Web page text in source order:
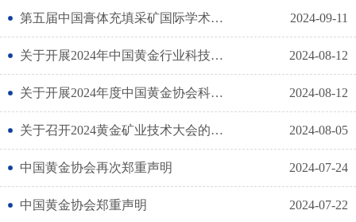
第五届中国膏体充填采矿国际学术研讨会暨2024年矿业安全绿色智能高质量发展论坛 2024-09-11
关于开展2024年中国黄金行业科技成果评价的通知 2024-08-12
关于开展2024年度中国黄金协会科学技术奖励申报工作的通知 2024-08-12
关于召开2024黄金矿业技术大会的通知 2024-08-05
中国黄金协会再次郑重声明 2024-07-24
中国黄金协会郑重声明 2024-07-22